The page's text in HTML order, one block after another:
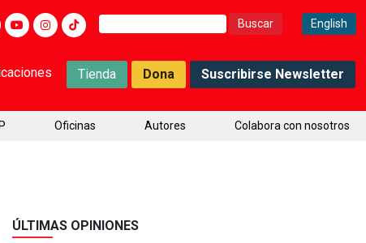
Buscar: English
Tienda Dona Suscribirse Newsletter
Oficinas Autores Colabora con nosotros
ÚLTIMAS OPINIONES